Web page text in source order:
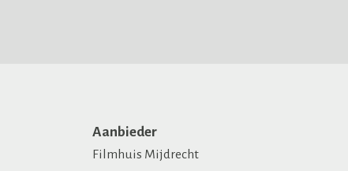
Aanbieder
Filmhuis Mijdrecht